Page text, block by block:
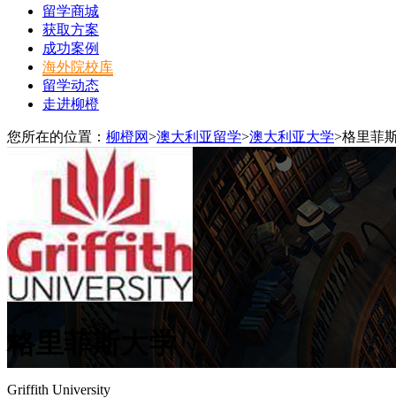
留学商城
获取方案
成功案例
海外院校库
留学动态
走进柳橙
您所在的位置： 柳橙网>澳大利亚留学>澳大利亚大学>格里菲
格里菲斯大学
Griffith University